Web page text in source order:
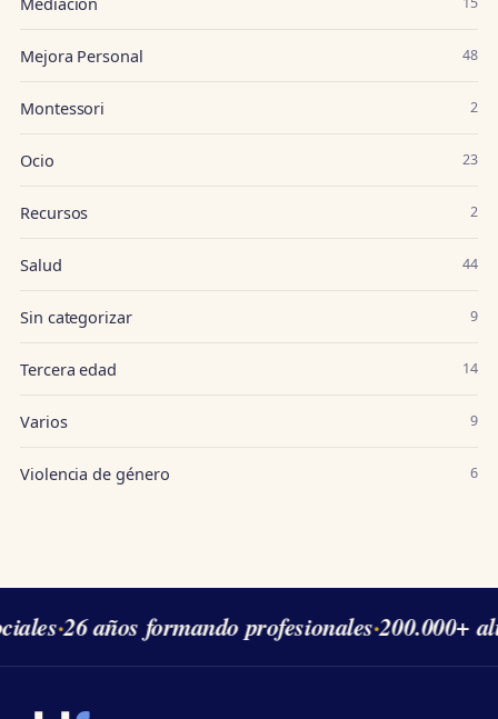
Mejora Personal 48
Montessori 2
Ocio 23
Recursos 2
Salud 44
Sin categorizar 9
Tercera edad 14
Varios 9
Violencia de género 6
·26 años formando profesionales·200.000+